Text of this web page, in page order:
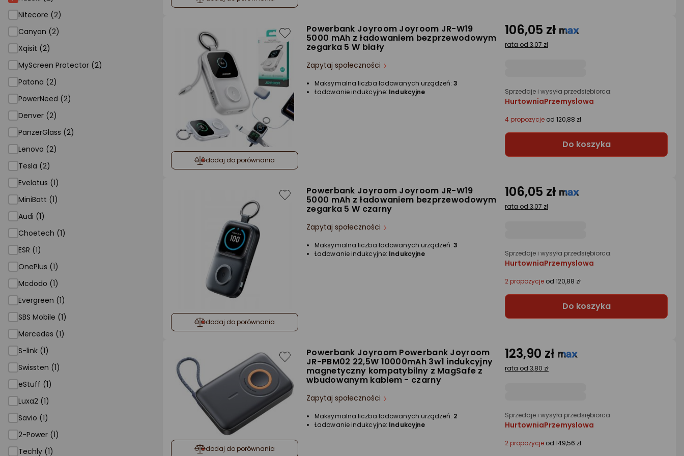
Nitecore (2)
Canyon (2)
Xqisit (2)
MyScreen Protector (2)
Patona (2)
PowerNeed (2)
Denver (2)
PanzerGlass (2)
Lenovo (2)
Tesla (2)
Evelatus (1)
MiniBatt (1)
Audi (1)
Choetech (1)
ESR (1)
OnePlus (1)
Mcdodo (1)
Evergreen (1)
SBS Mobile (1)
Mercedes (1)
S-link (1)
Swissten (1)
eStuff (1)
Luxa2 (1)
Savio (1)
2-Power (1)
Techly (1)
dodaj do porównania
Powerbank Joyroom Joyroom JR-W19
5000 mAh z ładowaniem bezprzewodowym
zegarka 5 W biały
Zapytaj społeczności
Maksymalna liczba ładowanych urządzeń: 3
Ładowanie indukcyjne: Indukcyjne
106,05 zł
rata od 3,07 zł
Sprzedaje i wysyła przedsiębiorca:
HurtowniaPrzemyslowa
4 propozycje od 120,88 zł
Do koszyka
dodaj do porównania
Powerbank Joyroom Joyroom JR-W19
5000 mAh z ładowaniem bezprzewodowym
zegarka 5 W czarny
Zapytaj społeczności
Maksymalna liczba ładowanych urządzeń: 3
Ładowanie indukcyjne: Indukcyjne
106,05 zł
rata od 3,07 zł
Sprzedaje i wysyła przedsiębiorca:
HurtowniaPrzemyslowa
2 propozycje od 120,88 zł
Do koszyka
dodaj do porównania
Powerbank Joyroom Powerbank Joyroom
JR-PBM02 22,5W 10000mAh 3w1 indukcyjny
magnetyczny kompatybilny z MagSafe z
wbudowanym kablem - czarny
Zapytaj społeczności
Maksymalna liczba ładowanych urządzeń: 2
Ładowanie indukcyjne: Indukcyjne
123,90 zł
rata od 3,80 zł
Sprzedaje i wysyła przedsiębiorca:
HurtowniaPrzemyslowa
2 propozycje od 149,56 zł